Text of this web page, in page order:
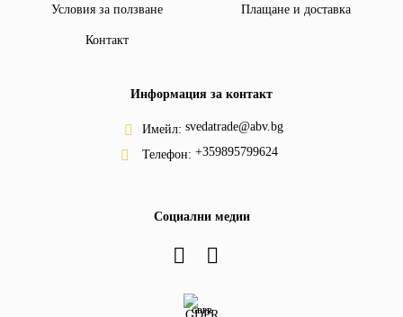
Условия за ползване Плащане и доставка
Контакт
Информация за контакт
Имейл: svedatrade@abv.bg
Телефон: +359895799624
Социални медии
GDPR